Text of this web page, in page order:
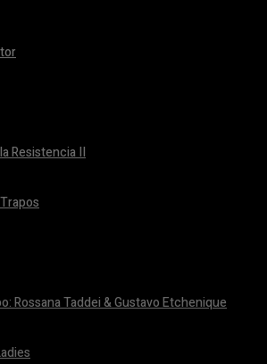
Resistencia II
Rossana Taddei & Gustavo Etchenique